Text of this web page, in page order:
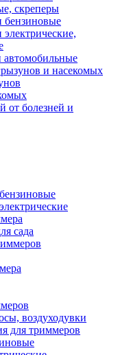
скреперы
бензиновые
и насекомых
от болезней и
сада
воздуходувки
для триммеров